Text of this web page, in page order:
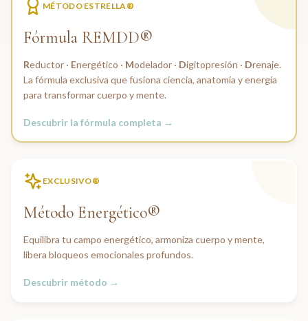
MÉTODO ESTRELLA®
Fórmula REMDD®
Reductor · Energético · Modelador · Digitopresión · Drenaje.
La fórmula exclusiva que fusiona ciencia, anatomía y energía
para transformar cuerpo y mente.
Descubrir la fórmula completa →
EXCLUSIVO®
Método Energético®
Equilibra tu campo energético, armoniza cuerpo y mente,
libera bloqueos emocionales profundos.
Descubrir método →